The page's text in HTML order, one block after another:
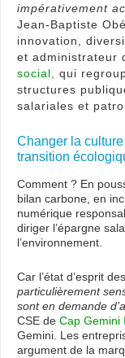
impérativement
Jean-Baptiste
innovation,
et administrateur
social, qui
structures
salariales et
Changer la
transition
Comment ? En
bilan carbone, en
numérique
diriger l’épargne
l’environnement.
Car l’état d’esprit
particulièrement
sont en demande
CSE de Cap Gemini
Gemini. Les
argument de la